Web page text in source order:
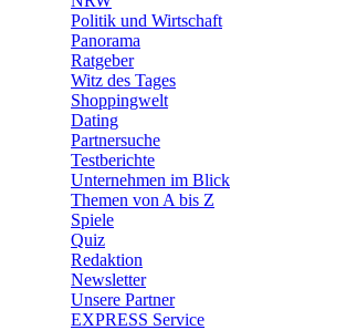
Politik und Wirtschaft
Panorama
Ratgeber
Witz des Tages
Shoppingwelt
Dating
Partnersuche
Testberichte
Unternehmen im Blick
Themen von A bis Z
Spiele
Quiz
Redaktion
Newsletter
Unsere Partner
EXPRESS Service